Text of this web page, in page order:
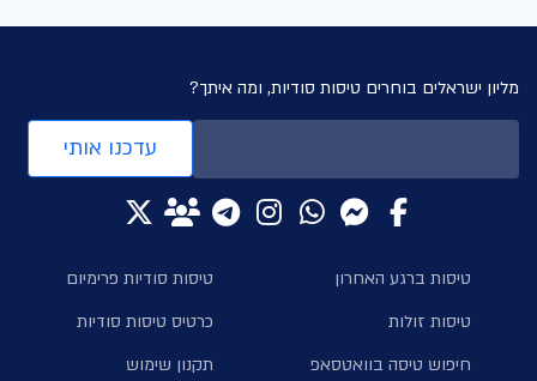
טיסות ברגע האחרון
טיסות זולות
חיפוש טיסה בוואטסאפ
טיסות סודיות פרימיום
כרטיס טיסות סודיות
תקנון שימוש
מליון ישראלים בוחרים טיסות סודיות, ומה איתך?
עדכנו אותי